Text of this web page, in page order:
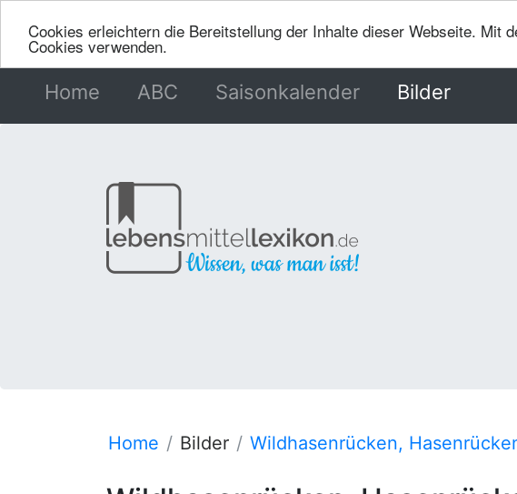
Cookies erleichtern die Bereitstellung der Inhalte dieser Webseite.
Cookies verwenden.
Home (current)
ABC Saisonkalender Bilder
Home Bilder Wildhasenrücken,